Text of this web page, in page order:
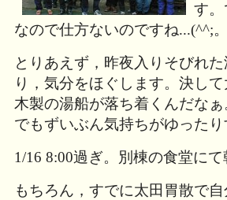
す
なので仕方ないのですね...(^^;。
とりあえず，昨夜入りそびれ
り，気分をほぐします。決し
木製の湯船が落ち着くんだな
でもずいぶん気持ちがゆったり
1/16 8:00過ぎ。別棟の食堂にて
もちろん，すでに太田胃散で